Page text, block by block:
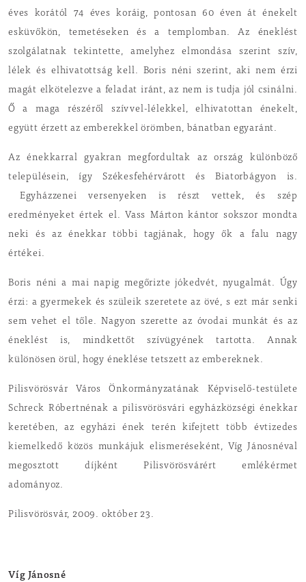
éves korától 74 éves koráig, pontosan 60 éven át énekelt
esküvőkön, temetéseken és a templomban. Az éneklést
szolgálatnak tekintette, amelyhez elmondása szerint szív,
lélek és elhivatottság kell. Boris néni szerint, aki nem érzi
magát elkötelezve a feladat iránt, az nem is tudja jól csinálni.
Ő a maga részéről szívvel-lélekkel, elhivatottan énekelt,
együtt érzett az emberekkel örömben, bánatban egyaránt.
Az énekkarral gyakran megfordultak az ország különböző
településein, így Székesfehérvárott és Biatorbágyon is.
Egyházzenei versenyeken is részt vettek, és szép
eredményeket értek el. Vass Márton kántor sokszor mondta
neki és az énekkar többi tagjának, hogy ők a falu nagy
értékei.
Boris néni a mai napig megőrizte jókedvét, nyugalmát. Úgy
érzi: a gyermekek és szüleik szeretete az övé, s ezt már senki
sem vehet el tőle. Nagyon szerette az óvodai munkát és az
éneklést is, mindkettőt szívügyének tartotta. Annak
különösen örül, hogy éneklése tetszett az embereknek.
Pilisvörösvár Város Önkormányzatának Képviselő-testülete
Schreck Róbertnénak a pilisvörösvári egyházközségi énekkar
keretében, az egyházi ének terén kifejtett több évtizedes
kiemelkedő közös munkájuk elismeréseként, Víg Jánosnéval
megosztott díjként Pilisvörösvárért emlékérmet
adományoz.
Pilisvörösvár, 2009. október 23.
Víg Jánosné